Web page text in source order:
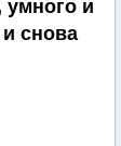
умного и
снова